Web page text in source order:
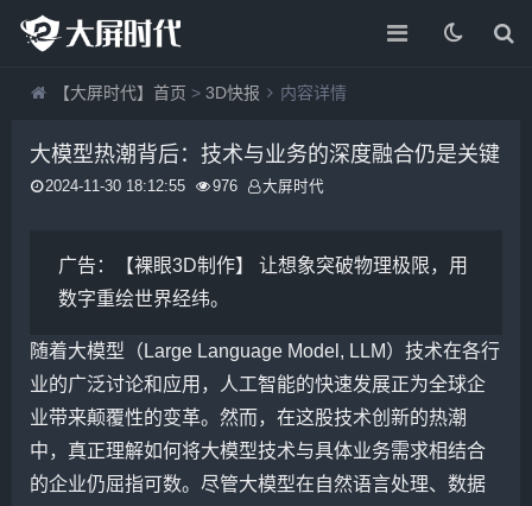
【大屏时代】首页 > 3D快报 内容详情
大模型热潮背后：技术与业务的深度融合仍是关键
2024-11-30 18:12:55 976 大屏时代
广告：
【裸眼3D制作】 让想象突破物理极限，用
数字重绘世界经纬。
随着大模型（Large Language Model, LLM）技术在各行
业的广泛讨论和应用，人工智能的快速发展正为全球企
业带来颠覆性的变革。然而，在这股技术创新的热潮
中，真正理解如何将大模型技术与具体业务需求相结合
的企业仍屈指可数。尽管大模型在自然语言处理、数据